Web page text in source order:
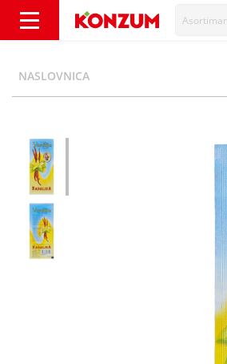
Asortiman
NASLOVNICA